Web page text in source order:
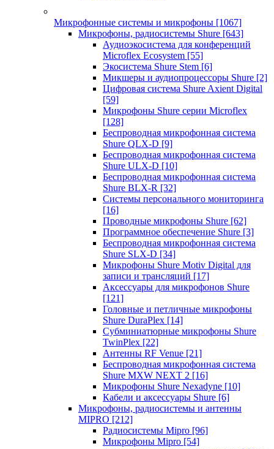
Микрофонные системы и микрофоны [1067]
Микрофоны, радиосистемы Shure [643]
Аудиоэкосистема для конференций
Microflex Ecosystem [55]
Экосистема Shure Stem [6]
Микшеры и аудиопроцессоры Shure [2]
Цифровая система Shure Axient Digital
[59]
Микрофоны Shure серии Microflex
[128]
Беспроводная микрофонная система
Shure QLX-D [9]
Беспроводная микрофонная система
Shure ULX-D [10]
Беспроводная микрофонная система
Shure BLX-R [32]
Системы персонального мониторинга
[16]
Проводные микрофоны Shure [62]
Программное обеспечение Shure [3]
Беспроводная микрофонная система
Shure SLX-D [34]
Микрофоны Shure Motiv Digital для
записи и трансляций [17]
Аксессуары для микрофонов Shure
[121]
Головные и петличные микрофоны
Shure DuraPlex [14]
Субминиатюрные микрофоны Shure
TwinPlex [22]
Антенны RF Venue [21]
Беспроводная микрофонная система
Shure MXW NEXT 2 [16]
Микрофоны Shure Nexadyne [10]
Кабели и аксессуары Shure [6]
Микрофоны, радиосистемы и антенны
MIPRO [212]
Радиосистемы Mipro [96]
Микрофоны Mipro [54]